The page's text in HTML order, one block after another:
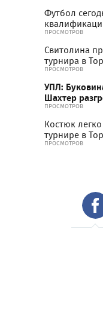
Футбол
ПРОСМОТРОВ
Свитолина
турнира в
ПРОСМОТРОВ
УПЛ:
Шахтер
ПРОСМОТРОВ
Костюк
турнире в
ПРОСМОТРОВ